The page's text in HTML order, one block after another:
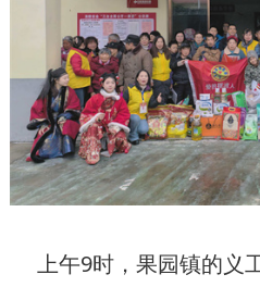
上午9时，果园镇的义